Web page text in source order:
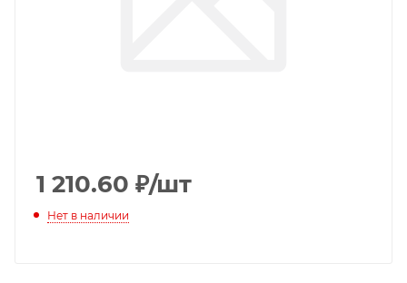
1 210.60 ₽/шт
Нет в наличии